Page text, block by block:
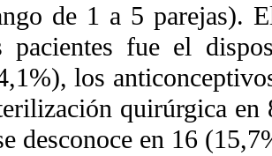
de 1 a 5 parejas).
pacientes fue el
los
quirúrgica
desconoce en 16